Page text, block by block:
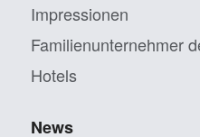
Impressionen
Familien­unternehmer
Hotels
News